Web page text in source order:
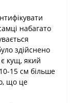
набагато
здійснено
є кущ, який
15 см більше
що це